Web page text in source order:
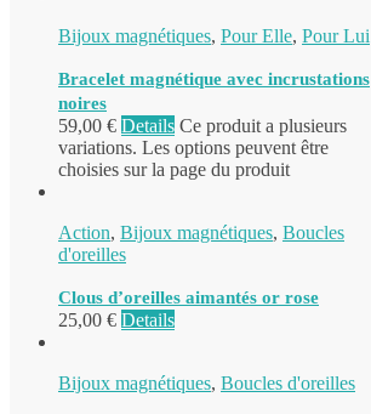
Bijoux magnétiques, Pour Elle, Pour Lui
Bracelet magnétique avec incrustations
noires
59,00 € Details Ce produit a plusieurs
variations. Les options peuvent être
choisies sur la page du produit
Action, Bijoux magnétiques, Boucles
d'oreilles
Clous d’oreilles aimantés or rose
25,00 € Details
Bijoux magnétiques, Boucles d'oreilles